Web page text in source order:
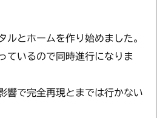
ルとホームを作り始めました。
ているので同時進行になりま
響で完全再現とまでは行かない